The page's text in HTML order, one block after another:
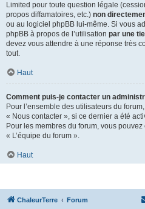
Limited pour toute question légale
propos diffamatoires, etc.) non
ou au logiciel phpBB lui-même. Si vous
phpBB à propos de l’utilisation par une
devez vous attendre à une réponse très
tout.
Haut
Comment puis-je contacter un
Pour l’ensemble des utilisateurs du
« Nous contacter », si ce dernier a été
Pour les membres du forum, vous
« L’équipe du forum ».
Haut
ChaleurTerre Forum